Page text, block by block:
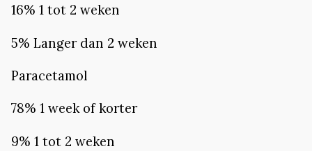
16% 1 tot 2 weken
5% Langer dan 2 weken
Paracetamol
78% 1 week of korter
9% 1 tot 2 weken